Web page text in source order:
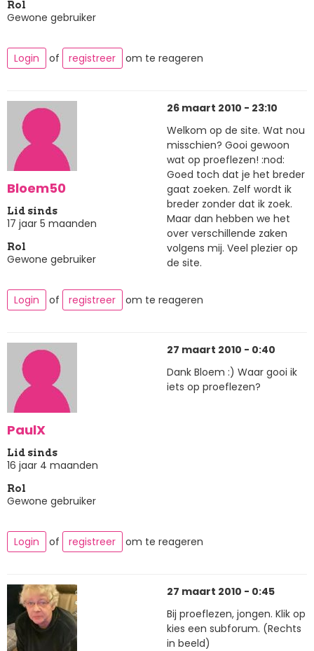
Rol
Gewone gebruiker
Login of registreer om te reageren
Bloem50
Lid sinds
17 jaar 5 maanden
Rol
Gewone gebruiker
26 maart 2010 - 23:10
Welkom op de site. Wat nou
misschien? Gooi gewoon
wat op proeflezen! :nod:
Goed toch dat je het breder
gaat zoeken. Zelf wordt ik
breder zonder dat ik zoek.
Maar dan hebben we het
over verschillende zaken
volgens mij. Veel plezier op
de site.
Login of registreer om te reageren
PaulX
Lid sinds
16 jaar 4 maanden
Rol
Gewone gebruiker
27 maart 2010 - 0:40
Dank Bloem :) Waar gooi ik
iets op proeflezen?
Login of registreer om te reageren
27 maart 2010 - 0:45
Bij proeflezen, jongen. Klik op
kies een subforum. (Rechts
in beeld)